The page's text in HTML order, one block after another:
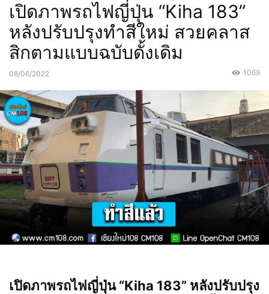
เปิดภาพรถไฟญี่ปุ่น “Kiha 183”
หลังปรับปรุงทำสีใหม่ สวยคลาส
สิกตามแบบฉบับดั้งเดิม
08/06/2022 1069
เปิดภาพรถไฟญี่ปุ่น “Kiha 183” หลังปรับปรุง